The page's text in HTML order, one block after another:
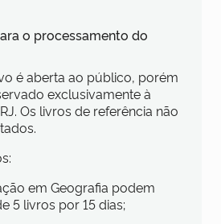
o processamento do
é aberta ao público, porém
exclusivamente à
Os livros de referência não
em Geografia podem
5 livros por 15 dias;